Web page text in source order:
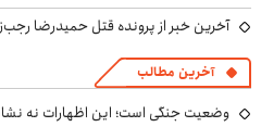
آخرین خبر از پرونده قتل حمیدرضا
آخرین مطالب
وضعیت جنگی است؛ این اظهارات نه